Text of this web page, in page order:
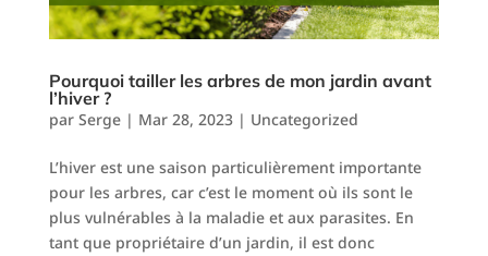
Pourquoi tailler les arbres de mon jardin avant
l’hiver ?
par Serge| Mar 28, 2023| Uncategorized
L’hiver est une saison particulièrement importante
pour les arbres, car c’est le moment où ils sont le
plus vulnérables à la maladie et aux parasites. En
tant que propriétaire d’un jardin, il est donc